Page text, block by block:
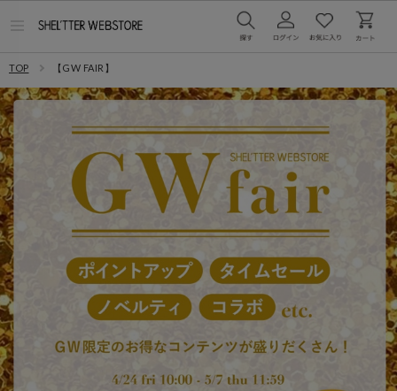
ー
開
く
TOP 【GW FAIR】